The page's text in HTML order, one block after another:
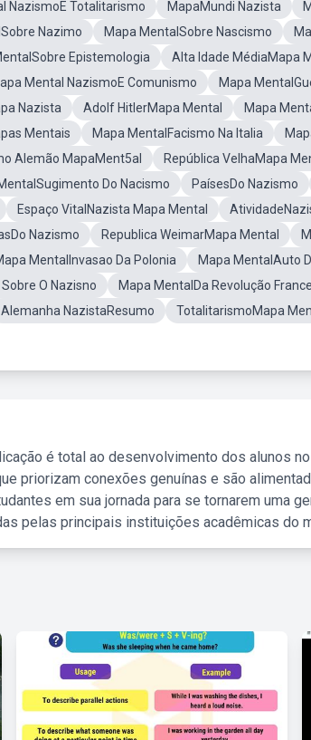
NazismoE Totalitarismo MapaMundi Nazista
Nazimo Mapa MentalSobre Nascismo
Epistemologia
Alta Idade MédiaMapa
Mental NazismoE Comunismo
Mapa
Nazista Adolf HitlerMapa Mental
Mapa
Mentais Mapa MentalFacismo Na Italia
Alemão MapaMent5al
República VelhaMapa
Do Nacismo PaísesDo Nazismo
Espaço VitalNazista Mapa Mental
Nazismo Republica WeimarMapa Mental
MentalInvasao Da Polonia
Mapa MentalAuto
O Nazisno
Mapa MentalDa Revolução
Alemanha NazistaResumo
TotalitarismoMapa
é total ao desenvolvimento dos alunos
priorizam conexões genuínas e são
em sua jornada para se tornarem uma
pelas principais instituições acadêmicas do